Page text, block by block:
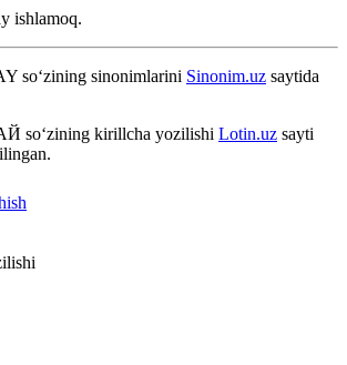
ishlamoq.
so‘zining sinonimlarini Sinonim.uz saytida
so‘zining kirillcha yozilishi Lotin.uz sayti